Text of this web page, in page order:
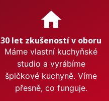
home
30 let zkušeností v oboru
Máme vlastní kuchyňské
studio a vyrábíme
špičkové kuchyně. Víme
přesně, co funguje.